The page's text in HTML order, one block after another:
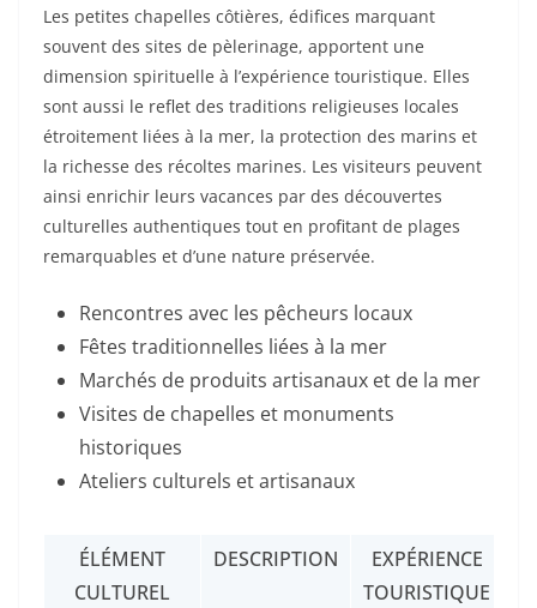
Les petites chapelles côtières, édifices marquant
souvent des sites de pèlerinage, apportent une
dimension spirituelle à l’expérience touristique. Elles
sont aussi le reflet des traditions religieuses locales
étroitement liées à la mer, la protection des marins et
la richesse des récoltes marines. Les visiteurs peuvent
ainsi enrichir leurs vacances par des découvertes
culturelles authentiques tout en profitant de plages
remarquables et d’une nature préservée.
Rencontres avec les pêcheurs locaux
Fêtes traditionnelles liées à la mer
Marchés de produits artisanaux et de la mer
Visites de chapelles et monuments
historiques
Ateliers culturels et artisanaux
ÉLÉMENT
CULTUREL
DESCRIPTION
EXPÉRIENCE
TOURISTIQUE